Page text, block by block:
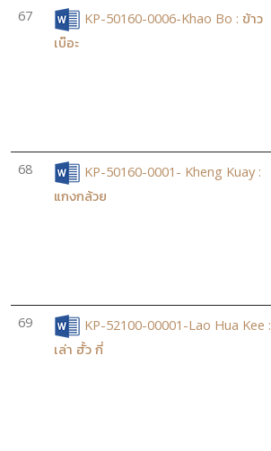
67
KP-50160-0006-Khao Bo : ข้าว
เบ๊อะ
68
KP-50160-0001- Kheng Kuay :
แกงกล้วย
69
KP-52100-00001-Lao Hua Kee :
เล่า ฮั้ว กี่